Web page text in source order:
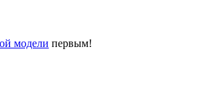
модели первым!